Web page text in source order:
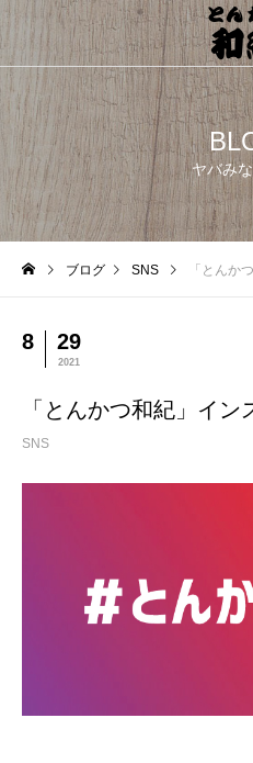
ヤバみ
ブログ SNS 「とんか
8 29
2021
「とんかつ和紀」イ
SNS